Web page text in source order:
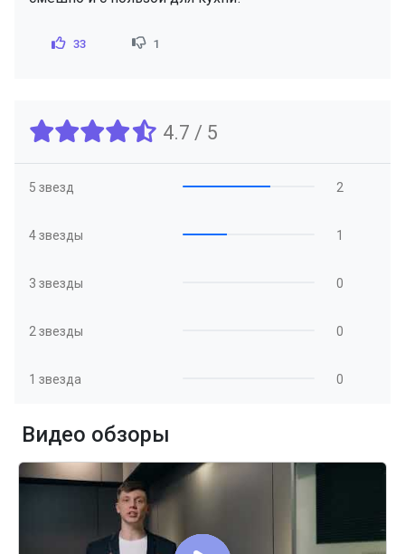
33 1
4.7 / 5
5 звезд 2
4 звезды 1
3 звезды 0
2 звезды 0
1 звезда 0
Видео обзоры